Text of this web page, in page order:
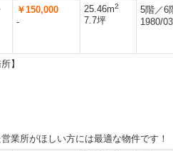
￥150,000
-
25.46m2
7.7坪
5階／6
1980/03
】
業所がほしい方には最適な物件です！